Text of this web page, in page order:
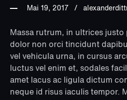
Mai 19, 2017
Massa rutrum, in ultrices
dolor non orci tincidunt
vel vehicula urna, in cursus
luctus vel enim et, sodales
amet lacus ac ligula dictum
neque id risus iaculis tempor.